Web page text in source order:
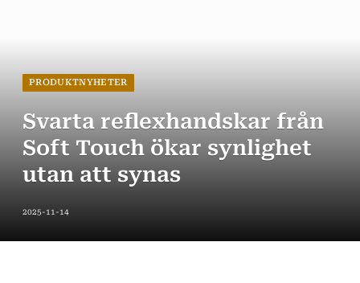
PRODUKTNYHETER
Svarta reflexhandskar från
Soft Touch ökar synlighet
utan att synas
2025-11-14